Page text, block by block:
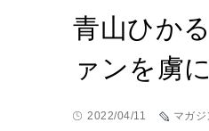
青山ひか
ァンを虜に
2022/04/11 マガ